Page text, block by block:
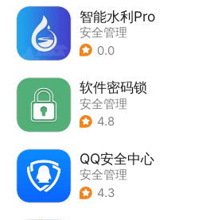
智能水利Pro
安全管理
0.0
软件密码锁
安全管理
4.8
QQ安全中心
安全管理
4.3